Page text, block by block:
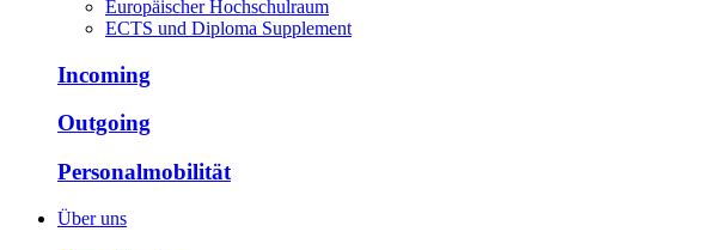
Europäischer Hochschulraum
ECTS und Diploma Supplement
Incoming
Outgoing
Personalmobilität
Über uns